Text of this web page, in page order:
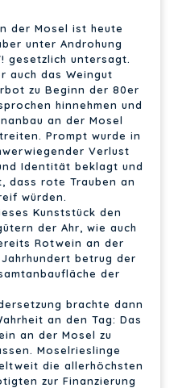
der Mosel ist heute
unter Androhung
gesetzlich untersagt.
auch das Weingut
zu Beginn der 80er
hinnehmen und
an der Mosel
Prompt wurde in
Verlust
Identität beklagt und
dass rote Trauben an
würden.
Kunststück den
der Ahr, wie auch
Rotwein an der
betrug der
der
brachte dann
an den Tag: Das
an der Mosel zu
Moselrieslinge
die allerhöchsten
zur Finanzierung